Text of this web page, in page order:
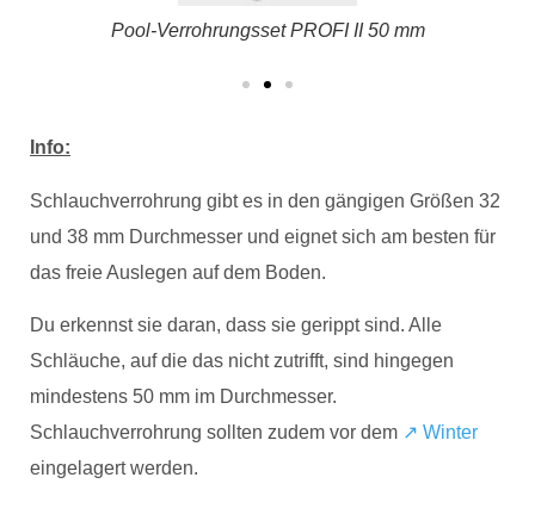
Pool-Verrohrungsset PROFI II 50 mm
Info:
Schlauchverrohrung gibt es in den gängigen Größen 32
und 38 mm Durchmesser und eignet sich am besten für
das freie Auslegen auf dem Boden.
Du erkennst sie daran, dass sie gerippt sind. Alle
Schläuche, auf die das nicht zutrifft, sind hingegen
mindestens 50 mm im Durchmesser.
Schlauchverrohrung sollten zudem vor dem ↗️ Winter
eingelagert werden.